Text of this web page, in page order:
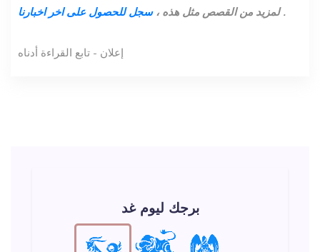
لمزيد من القصص مثل هذه ،سجل للحصول على اخر اخبارنا .
إعلان - تابع القراءة أدناه
برجك ليوم غد